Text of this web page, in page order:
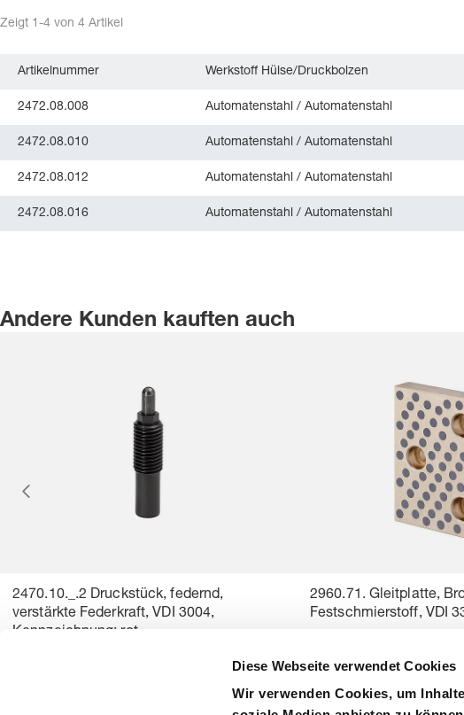
Diese Webseite verwendet Cookies
Wir verwenden Cookies, um
Zeigt 1-4 von 4 Artikel
Artikelnummer Werkstoff Hülse/Druckbolzen
2472.08.008 Automatenstahl / Automatenstahl
2472.08.010 Automatenstahl / Automatenstahl
2472.08.012 Automatenstahl / Automatenstahl
2472.08.016 Automatenstahl / Automatenstahl
Andere Kunden kauften auch
2470.10._.2 Druckstück, federnd,
verstärkte Federkraft, VDI 3004,
Kennzeichnung: rot
2960.71. Gleitplatte,
Festschmierstoff, VDI